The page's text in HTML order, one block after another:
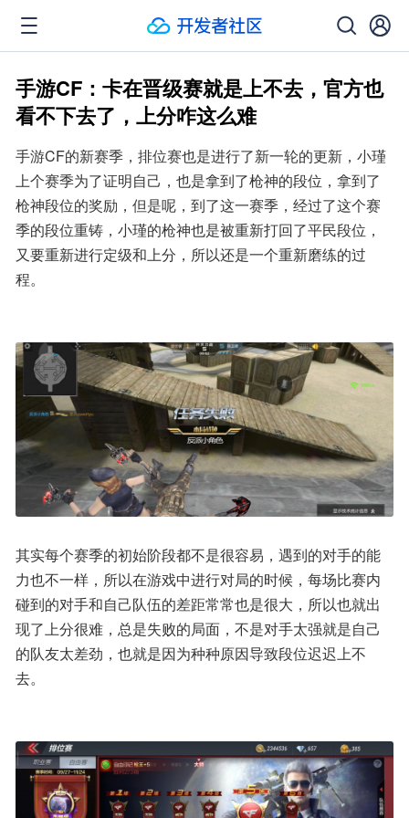
手游CF：卡在晋级赛就是上不去，官方也
看不下去了，上分咋这么难
手游CF的新赛季，排位赛也是进行了新一轮的更新，小瑾
上个赛季为了证明自己，也是拿到了枪神的段位，拿到了
枪神段位的奖励，但是呢，到了这一赛季，经过了这个赛
季的段位重铸，小瑾的枪神也是被重新打回了平民段位，
又要重新进行定级和上分，所以还是一个重新磨练的过
程。
其实每个赛季的初始阶段都不是很容易，遇到的对手的能
力也不一样，所以在游戏中进行对局的时候，每场比赛内
碰到的对手和自己队伍的差距常常也是很大，所以也就出
现了上分很难，总是失败的局面，不是对手太强就是自己
的队友太差劲，也就是因为种种原因导致段位迟迟上不
去。